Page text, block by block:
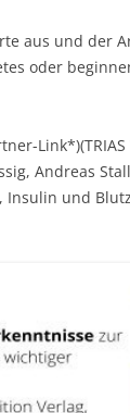
aus und der
oder
Andreas
Insulin und